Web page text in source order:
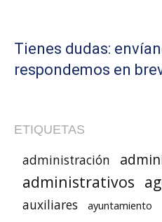
Tienes dudas:
respondemos en
ETIQUETAS
administración
administrativos
auxiliares
ayuntamiento